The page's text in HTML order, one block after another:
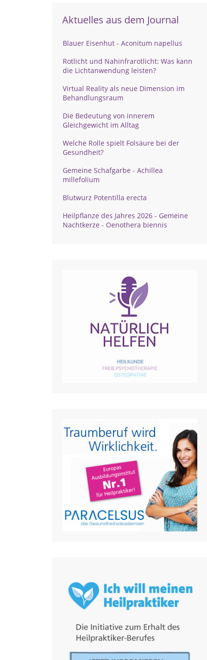
Aktuelles aus dem Journal
Blauer Eisenhut - Aconitum napellus
Rotlicht und Nahinfrarotlicht: Was kann
die Lichtanwendung leisten?
Virtual Reality als neue Dimension im
Behandlungsraum
Die Bedeutung von innerem
Gleichgewicht im Alltag
Welche Rolle spielt Folsäure bei der
Gesundheit?
Gemeine Schafgarbe - Achillea
millefolium
Blutwurz Potentilla erecta
Heilpflanze des Jahres 2026 - Gemeine
Nachtkerze - Oenothera biennis